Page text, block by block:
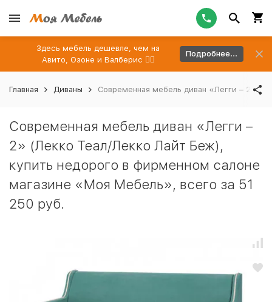
Здесь мебель дешевле, чем на
Авито, Озоне и Валберис 👉🏻
Подробнее...
Главная Диваны Современная мебель диван «Легги – 2»
Современная мебель диван «Легги –
2» (Лекко Теал/Лекко Лайт Беж),
купить недорого в фирменном салоне
магазине «Моя Мебель», всего за 51
250 руб.